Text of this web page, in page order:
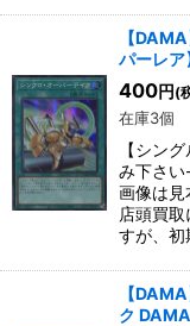
【
パーレア
400円 (
在庫3個
【シン
み下さい
画像は見
店頭買
すが、
【
ク